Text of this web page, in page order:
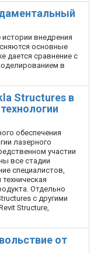
истории внедрения
основные
дается сравнение с
в
Structures в
обеспечения
лазерного
участии
все стадии
специалистов,
Отдельно
с другими
Structure,
от